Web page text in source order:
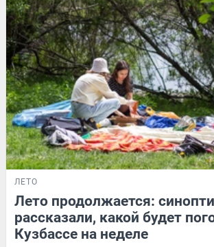
ЛЕТО
Лето продолжается:
рассказали, какой будет
Кузбассе на неделе